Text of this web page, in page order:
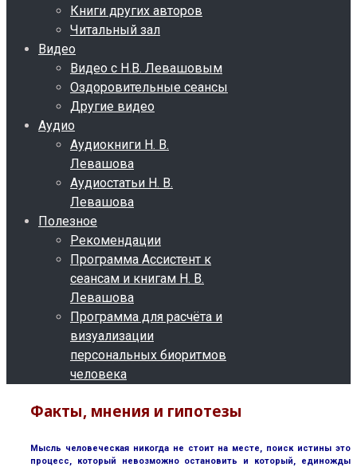
Книги других авторов
Читальный зал
Видео
Видео с Н.В. Левашовым
Оздоровительные сеансы
Другие видео
Аудио
Аудиокниги Н. В.
Левашова
Аудиостатьи Н. В.
Левашова
Полезное
Рекомендации
Программа Ассистент к
сеансам и книгам Н. В.
Левашова
Программа для расчёта и
визуализации
персональных биоритмов
человека
Факты, мнения и гипотезы
Мысль человеческая никогда не стоит на месте, поиск истины это
процесс, который невозможно остановить и который, единожды